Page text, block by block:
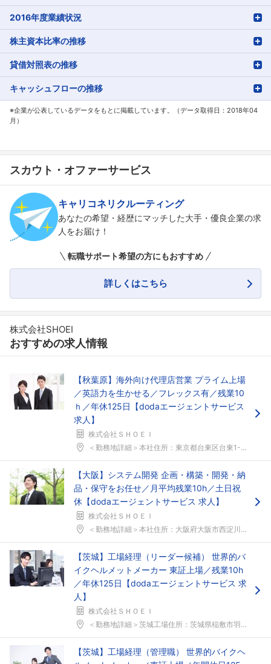
2016年度業績状況
株主資本比率の推移
貸借対照表の推移
キャッシュフローの推移
※企業が公表しているデータをもとに掲載しています。（データ取得日：2018年04
月）
スカウト・オファーサービス
キャリコネリクルーティング
あなたの希望・経歴にマッチした大手・優良企業の求
人をお届け！
転職サポート希望の方にもおすすめ
詳しくはこちら
株式会社SHOEI
おすすめの求人情報
【秋葉原】海外向け代理店営業 プライム上場
／英語力を生かせる／フレックス有／残業10
ｈ／年休125日【dodaエージェントサービス
求人】
株式会社ＳＨＯＥＩ
＜勤務地詳細＞本社住所：東京都台東区台東1-31-...
【大阪】システム開発 企画・構築・開発・納
品・保守をお任せ／月平均残業10h／土日祝
休【dodaエージェントサービス 求人】
株式会社ＳＨＯＥＩ
＜勤務地詳細＞本社住所：大阪府大阪市西淀川区竹島3...
【茨城】工場経理（リーダー候補） 世界的バ
イクヘルメットメーカー 東証上場／残業10h
／年休125日【dodaエージェントサービス 求
人】
株式会社ＳＨＯＥＩ
＜勤務地詳細＞茨城工場住所：茨城県稲敷市羽賀179...
【茨城】工場経理（管理職） 世界的バイクヘ